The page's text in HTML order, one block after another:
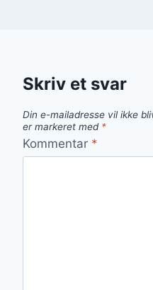
Skriv et svar
Din e-mailadresse vil ikke
er markeret med *
Kommentar *